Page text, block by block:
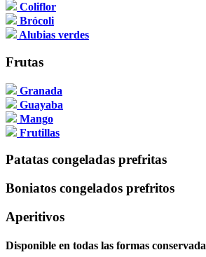
Coliflor
Brócoli
Alubias verdes
Frutas
Granada
Guayaba
Mango
Frutillas
Patatas congeladas prefritas
Boniatos congelados prefritos
Aperitivos
Disponible en todas las formas